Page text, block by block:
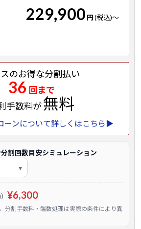
229,900 円(税込)～
のお得な分割払い
36 回まで
手数料が無料
ーンについて詳しくはこちら▶
割回数目安シミュレーション
¥6,300
分割手数料・端数処理は実際の条件により異